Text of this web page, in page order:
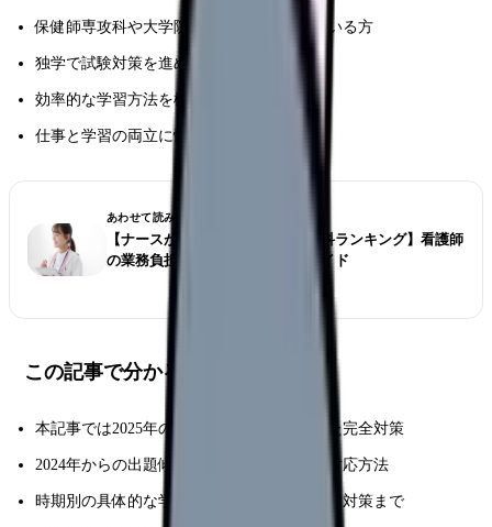
保健師専攻科や大学院への進学を検討している方
独学で試験対策を進めている方
効率的な学習方法を模索している受験生
仕事と学習の両立に悩む方々
あわせて読みたい
【ナースが選ぶ仕事が大変な診療科ランキング】看護師
の業務負担とストレス対策完全ガイド
この記事で分かること
本記事では2025年の保健師国家試験に向けた完全対策
2024年からの出題傾向の変化や新制度への対応方法
時期別の具体的な学習計画から直前期の試験対策まで